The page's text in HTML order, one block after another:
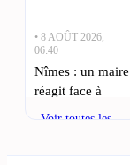
• 8 AOÛT 2026,
06:40
Nîmes : un maire
réagit face à
Voir toutes les